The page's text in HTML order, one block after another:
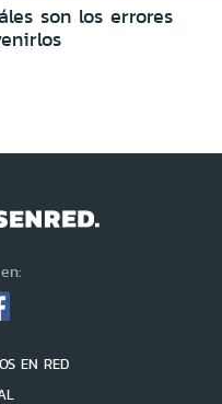
son los errores
EN RED